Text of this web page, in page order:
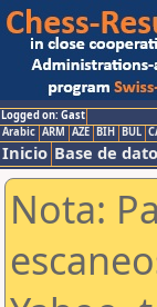
Logged on: Gast
Arabic ARM AZE BIH BUL
Inicio Base de
Nota: